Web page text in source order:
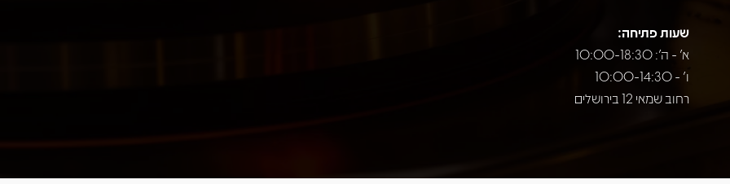
שעות פתיחה:
א' - ה': 10:00-18:30
ו' - 10:00-14:30
רחוב שמאי 12 בירושלים